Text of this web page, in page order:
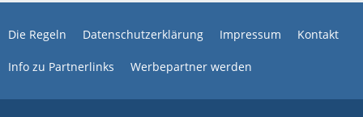
Die Regeln Datenschutzerklärung Impressum Kontakt
Info zu Partnerlinks Werbepartner werden